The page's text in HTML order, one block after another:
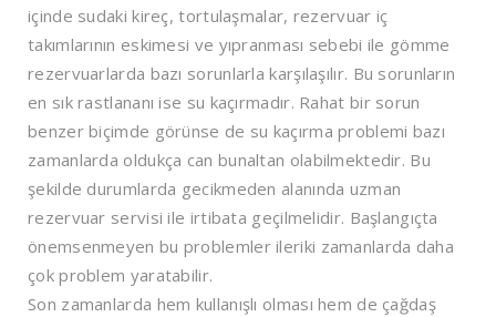
içinde sudaki kireç, tortulaşmalar, rezervuar iç
takımlarının eskimesi ve yıpranması sebebi ile gömme
rezervuarlarda bazı sorunlarla karşılaşılır. Bu sorunların
en sık rastlananı ise su kaçırmadır. Rahat bir sorun
benzer biçimde görünse de su kaçırma problemi bazı
zamanlarda oldukça can bunaltan olabilmektedir. Bu
şekilde durumlarda gecikmeden alanında uzman
rezervuar servisi ile irtibata geçilmelidir. Başlangıçta
önemsenmeyen bu problemler ileriki zamanlarda daha
çok problem yaratabilir.
Son zamanlarda hem kullanışlı olması hem de çağdaş